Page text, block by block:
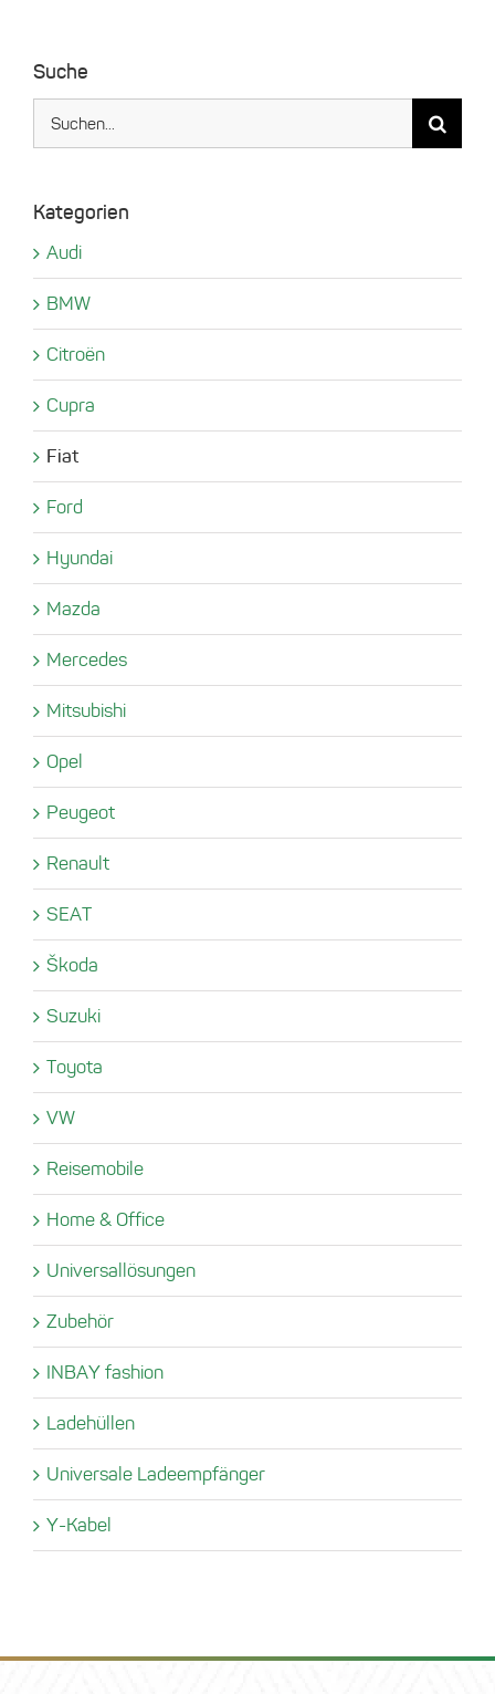
Suche
Kategorien
Audi
BMW
Citroën
Cupra
Fiat
Ford
Hyundai
Mazda
Mercedes
Mitsubishi
Opel
Peugeot
Renault
SEAT
Škoda
Suzuki
Toyota
VW
Reisemobile
Home & Office
Universallösungen
Zubehör
INBAY fashion
Ladehüllen
Universale Ladeempfänger
Y-Kabel